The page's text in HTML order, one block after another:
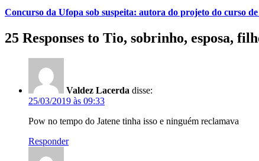
Concurso da Ufopa sob suspeita: autora do projeto do curso
25 Responses to Tio, sobrinho, esposa,
Valdez Lacerda disse:
25/03/2019 às 09:33
Pow no tempo do Jatene tinha isso e ninguém reclamava
Responder